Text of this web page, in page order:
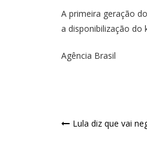
A primeira geração
a disponibilização do
Agência Brasil
Lula diz que vai